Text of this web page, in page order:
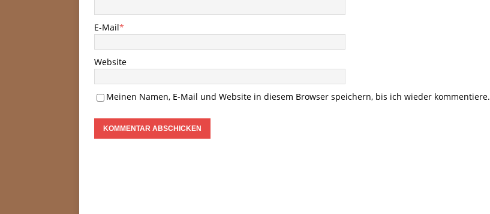
E-Mail*
Website
Meinen Namen, E-Mail und Website in diesem Browser speichern, bis ich wieder kommentiere.